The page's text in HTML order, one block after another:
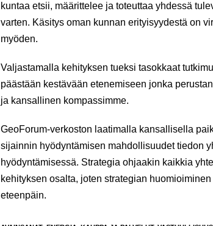
kuntaa etsii, määrittelee ja toteuttaa yhdessä
varten. Käsitys oman kunnan erityisyydestä on
myöden.
Valjastamalla kehityksen tueksi tasokkaat
päästään kestävään etenemiseen jonka
ja kansallinen kompassimme.
GeoForum-verkoston laatimalla kansallisella
sijainnin hyödyntämisen mahdollisuudet tiedon
hyödyntämisessä. Strategia ohjaakin kaikkia
kehityksen osalta, joten strategian
eteenpäin.